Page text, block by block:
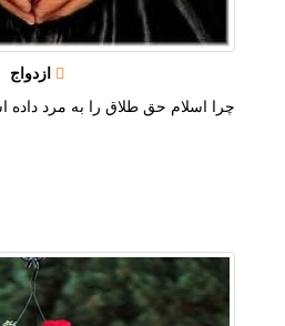
ازدواج
چرا اسلام حق طلاق را به مرد داده